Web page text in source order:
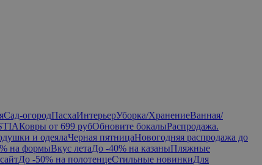
Сад-огородПасхаИнтерьерУборка/ХранениеВанная/
Ковры от 699 рубОбновите бокалыРаспродажа.
и одеялаЧерная пятницаНовогодняя распродажа до
на формыВкус летаДо -40% на казаныПляжные
До -50% на полотенцеСтильные новинкиДля